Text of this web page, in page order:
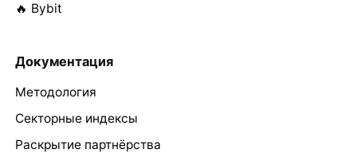
🔥 Bybit
Документация
Методология
Секторные индексы
Раскрытие партнёрства